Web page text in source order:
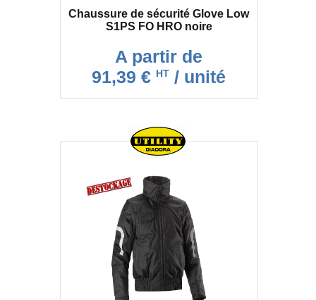
Chaussure de sécurité Glove Low
S1PS FO HRO noire
A partir de
91,39 € HT / unité